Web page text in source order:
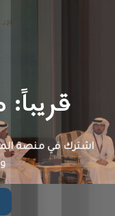
اشترك في منصة